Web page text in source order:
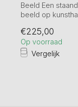
Beeld Een
beeld op
€225,00
Op voorraad
Vergelijk